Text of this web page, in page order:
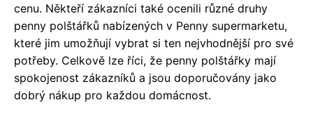
cenu. Někteří zákazníci také ocenili různé druhy
penny polštářků nabízených v Penny supermarketu,
které jim umožňují vybrat si ten nejvhodnější pro své
potřeby. Celkově lze říci, že penny polštářky mají
spokojenost zákazníků a jsou doporučovány jako
dobrý nákup pro každou domácnost.